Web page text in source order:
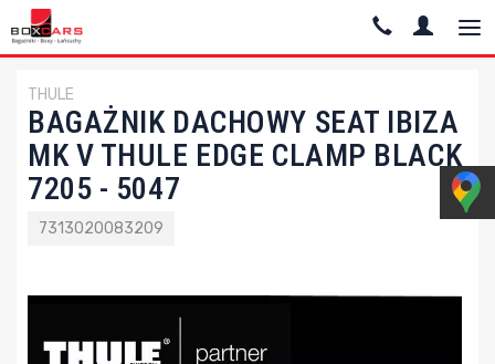
THULE
BAGAŻNIK DACHOWY SEAT IBIZA
MK V THULE EDGE CLAMP BLACK
7205 - 5047
7313020083209